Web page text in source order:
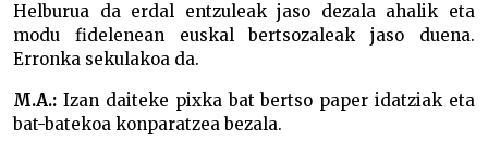
Helburua da erdal entzuleak jaso dezala ahalik eta
modu fidelenean euskal bertsozaleak jaso duena.
Erronka sekulakoa da.
M.A.: Izan daiteke pixka bat bertso paper idatziak eta
bat-batekoa konparatzea bezala.